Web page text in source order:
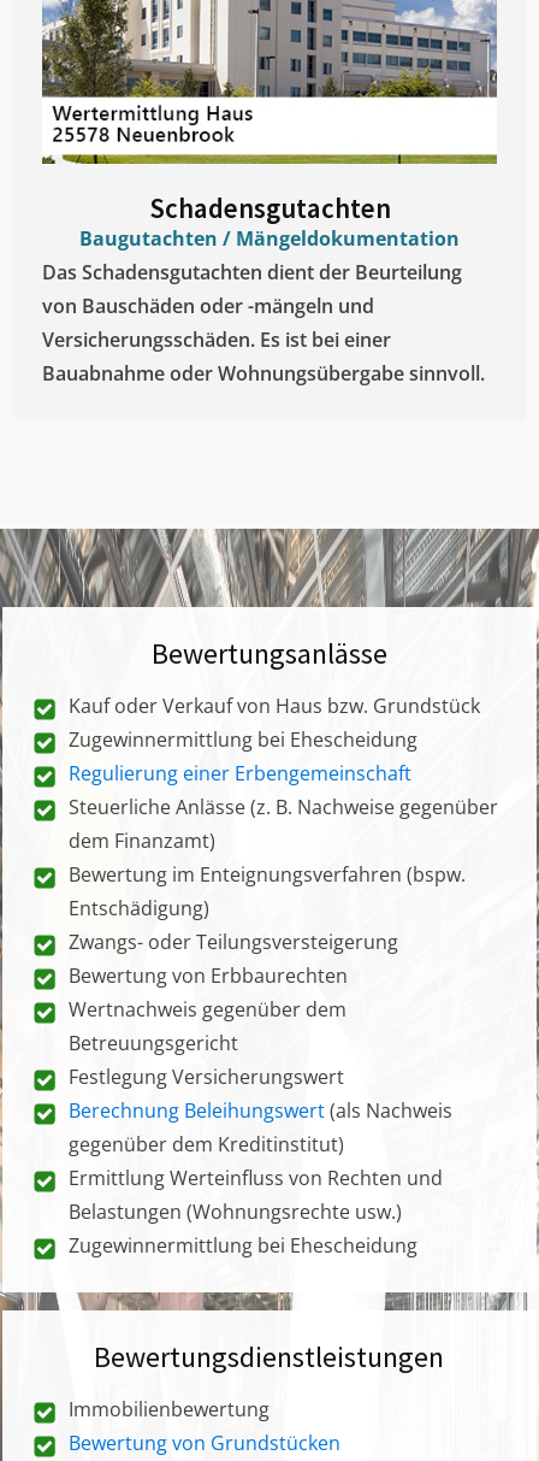
Schadensgutachten
Baugutachten / Mängeldokumentation
Das Schadensgutachten dient der Beurteilung
von Bauschäden oder -mängeln und
Versicherungsschäden. Es ist bei einer
Bauabnahme oder Wohnungsübergabe sinnvoll.
Bewertungsanlässe
Kauf oder Verkauf von Haus bzw. Grundstück
Zugewinnermittlung bei Ehescheidung
Regulierung einer Erbengemeinschaft
Steuerliche Anlässe (z. B. Nachweise gegenüber
dem Finanzamt)
Bewertung im Enteignungsverfahren (bspw.
Entschädigung)
Zwangs- oder Teilungsversteigerung
Bewertung von Erbbaurechten
Wertnachweis gegenüber dem
Betreuungsgericht
Festlegung Versicherungswert
Berechnung Beleihungswert(als Nachweis
gegenüber dem Kreditinstitut)
Ermittlung Werteinfluss von Rechten und
Belastungen (Wohnungsrechte usw.)
Zugewinnermittlung bei Ehescheidung
Bewertungsdienstleistungen
Immobilienbewertung
Bewertung von Grundstücken